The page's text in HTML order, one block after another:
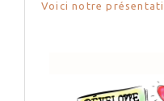
Voici notre